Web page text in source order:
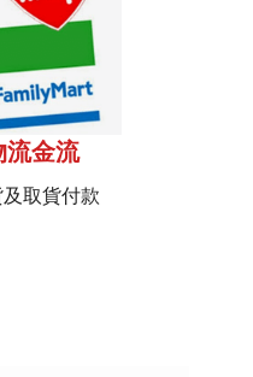
流金流
取貨付款